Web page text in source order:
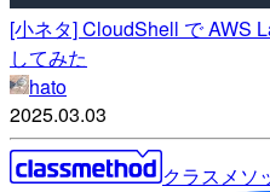
[小ネタ] CloudShell で AWS
してみた
hato
2025.03.03
クラスメソ